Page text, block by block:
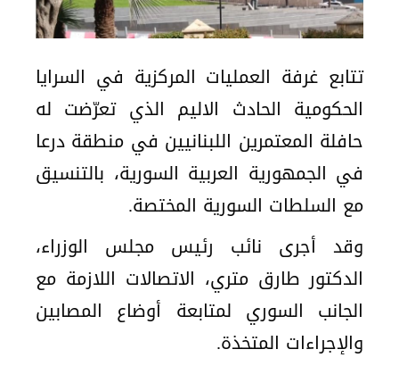
تتابع غرفة العمليات المركزية في السرايا
الحكومية الحادث الاليم الذي تعرّضت له
حافلة المعتمرين اللبنانيين في منطقة درعا
في الجمهورية العربية السورية، بالتنسيق
مع السلطات السورية المختصة.
وقد أجرى نائب رئيس مجلس الوزراء،
الدكتور طارق متري، الاتصالات اللازمة مع
الجانب السوري لمتابعة أوضاع المصابين
والإجراءات المتخذة.